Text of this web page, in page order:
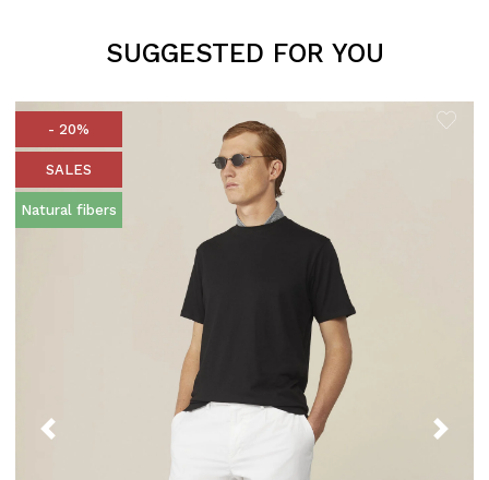
SUGGESTED FOR YOU
- 20%
SALES
Natural fibers